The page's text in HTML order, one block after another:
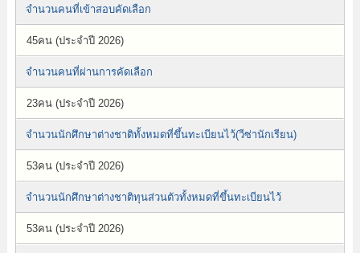
จำนวนคนที่เข้าสอบคัดเลือก
45คน (ประจำปี 2026)
จำนวนคนที่ผ่านการคัดเลือก
23คน (ประจำปี 2026)
จำนวนนักศึกษาต่างชาติทั้งหมดที่ขึ้นทะเบียนไว้(วีซ่านักเรียน)
53คน (ประจำปี 2026)
จำนวนนักศึกษาต่างชาติทุนส่วนตัวทั้งหมดที่ขึ้นทะเบียนไว้
53คน (ประจำปี 2026)